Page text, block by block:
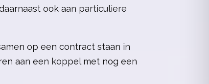
ook aan particuliere
op een contract staan in
aan een koppel met nog een